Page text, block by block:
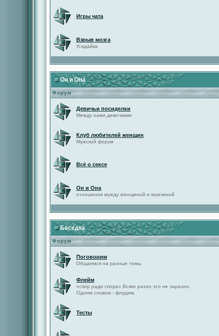
Игры чата
Взрыв мозга
Угадайка
Он и Она
Форум
Девичьи посиделки
Между нами,девочками
Клуб любителей женщин
Мужской форум
Всё о сексе
Он и Она
отношения мужду женщиной и мужчиной
Беседка
Форум
Поговорим
Общаемся на разные темы
Флейм
«спор ради спора»,Всяко разно это не заразно.
Одним словом - флудим.
Тесты